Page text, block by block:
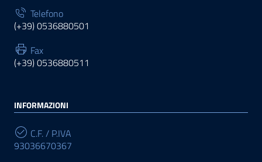
Telefono
(+39) 0536880501
Fax
(+39) 0536880511
INFORMAZIONI
C.F. / P.IVA
93036670367